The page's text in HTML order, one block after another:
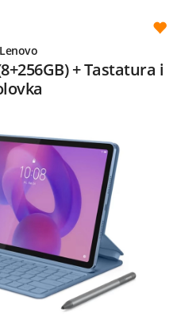
Lenovo
+ Tastatura i